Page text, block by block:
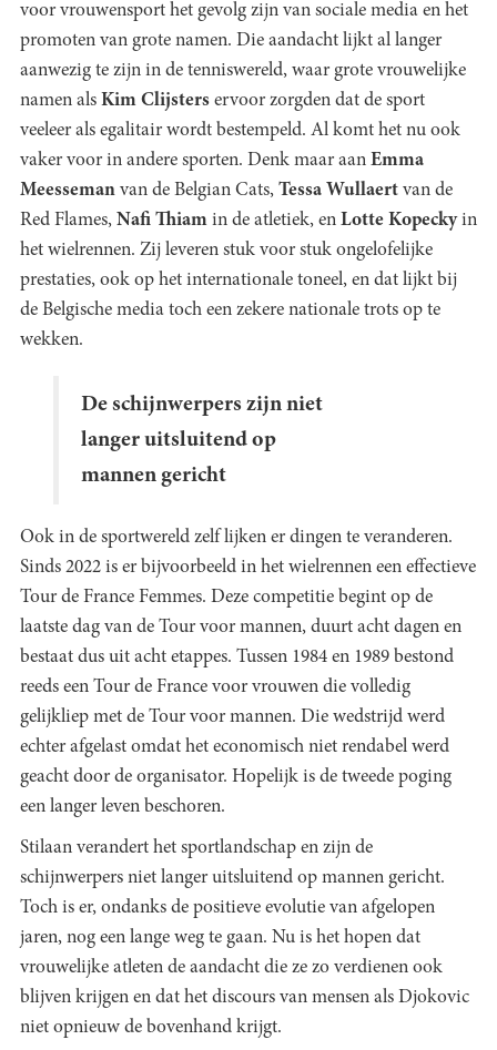
voor vrouwensport het gevolg zijn van sociale media en het
promoten van grote namen. Die aandacht lijkt al langer
aanwezig te zijn in de tenniswereld, waar grote vrouwelijke
namen als Kim Clijsters ervoor zorgden dat de sport
veeleer als egalitair wordt bestempeld. Al komt het nu ook
vaker voor in andere sporten. Denk maar aan Emma
Meesseman van de Belgian Cats, Tessa Wullaert van de
Red Flames, Nafi Thiam in de atletiek, en Lotte Kopeckyin
het wielrennen. Zij leveren stuk voor stuk ongelofelijke
prestaties, ook op het internationale toneel, en dat lijkt bij
de Belgische media toch een zekere nationale trots op te
wekken.
De schijnwerpers zijn niet
langer uitsluitend op
mannen gericht
Ook in de sportwereld zelf lijken er dingen te veranderen.
Sinds 2022 is er bijvoorbeeld in het wielrennen een effectieve
Tour de France Femmes. Deze competitie begint op de
laatste dag van de Tour voor mannen, duurt acht dagen en
bestaat dus uit acht etappes. Tussen 1984 en 1989 bestond
reeds een Tour de France voor vrouwen die volledig
gelijkliep met de Tour voor mannen. Die wedstrijd werd
echter afgelast omdat het economisch niet rendabel werd
geacht door de organisator. Hopelijk is de tweede poging
een langer leven beschoren.
Stilaan verandert het sportlandschap en zijn de
schijnwerpers niet langer uitsluitend op mannen gericht.
Toch is er, ondanks de positieve evolutie van afgelopen
jaren, nog een lange weg te gaan. Nu is het hopen dat
vrouwelijke atleten de aandacht die ze zo verdienen ook
blijven krijgen en dat het discours van mensen als Djokovic
niet opnieuw de bovenhand krijgt.